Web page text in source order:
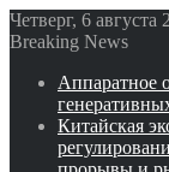
Четверг, 6 августа
Breaking News
Аппаратное
Китайская